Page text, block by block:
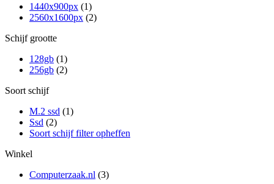
1440x900px (1)
2560x1600px (2)
Schijf grootte
128gb (1)
256gb (2)
Soort schijf
M.2 ssd (1)
Ssd (2)
Soort schijf filter opheffen
Winkel
Computerzaak.nl (3)